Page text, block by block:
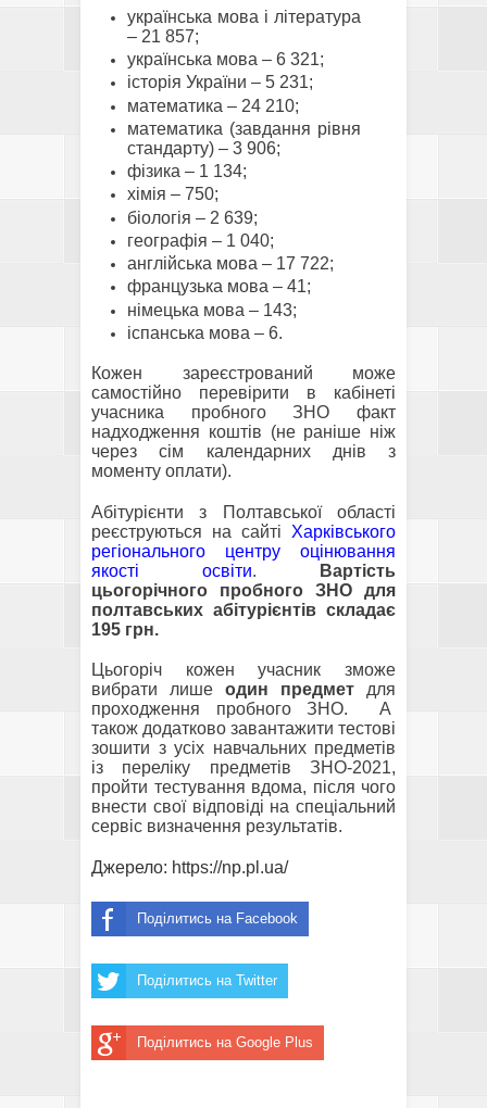
українська мова і література
– 21 857;
українська мова – 6 321;
історія України – 5 231;
математика – 24 210;
математика (завдання рівня
стандарту) – 3 906;
фізика – 1 134;
хімія – 750;
біологія – 2 639;
географія – 1 040;
англійська мова – 17 722;
французька мова – 41;
німецька мова – 143;
іспанська мова – 6.
Кожен зареєстрований може
самостійно перевірити в кабінеті
учасника пробного ЗНО факт
надходження коштів (не раніше ніж
через сім календарних днів з
моменту оплати).
Абітурієнти з Полтавської області
реєструються на сайті Харківського
регіонального центру оцінювання
якості освіти.
Вартість
цьогорічного пробного ЗНО для
полтавських абітурієнтів складає
195 грн.
Цьогоріч кожен учасник зможе
вибрати лише один предмет для
проходження пробного ЗНО. А
також додатково завантажити тестові
зошити з усіх навчальних предметів
із переліку предметів ЗНО-2021,
пройти тестування вдома, після чого
внести свої відповіді на спеціальний
сервіс визначення результатів.
Джерело: https://np.pl.ua/
Поділитись на Facebook
Поділитись на Twitter
Поділитись на Google Plus